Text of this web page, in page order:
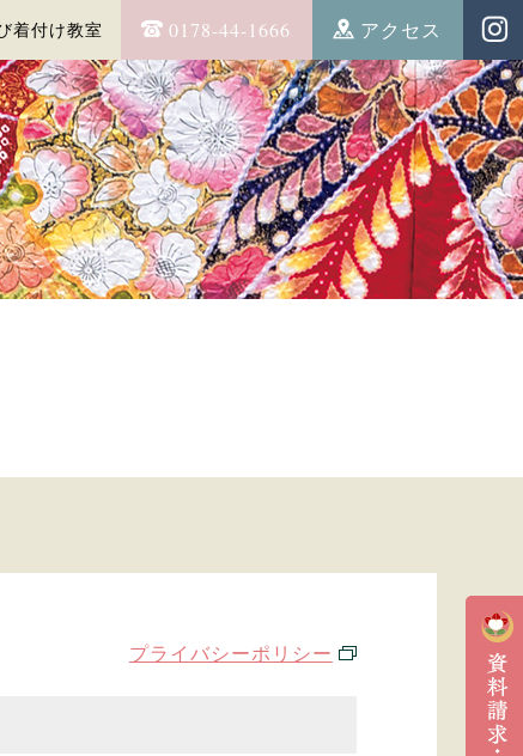
着付け教室 0178-44-1666 アクセス
プライバシーポリシー